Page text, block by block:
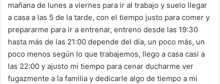
mañana de lunes a viernes para ir al trabajo y suelo llegar
a casa a las 5 de la tarde, con el tiempo justo para comer y
prepararme para ir a entrenar, entreno desde las 19:30
hasta más de las 21:00 depende del día, un poco más, un
poco menos según lo que trabajemos, llego a casa casi a
las 22:00 y ajusto mi tiempo para cenar ducharme ver
fugazmente a la familia y dedicarle algo de tiempo a mi